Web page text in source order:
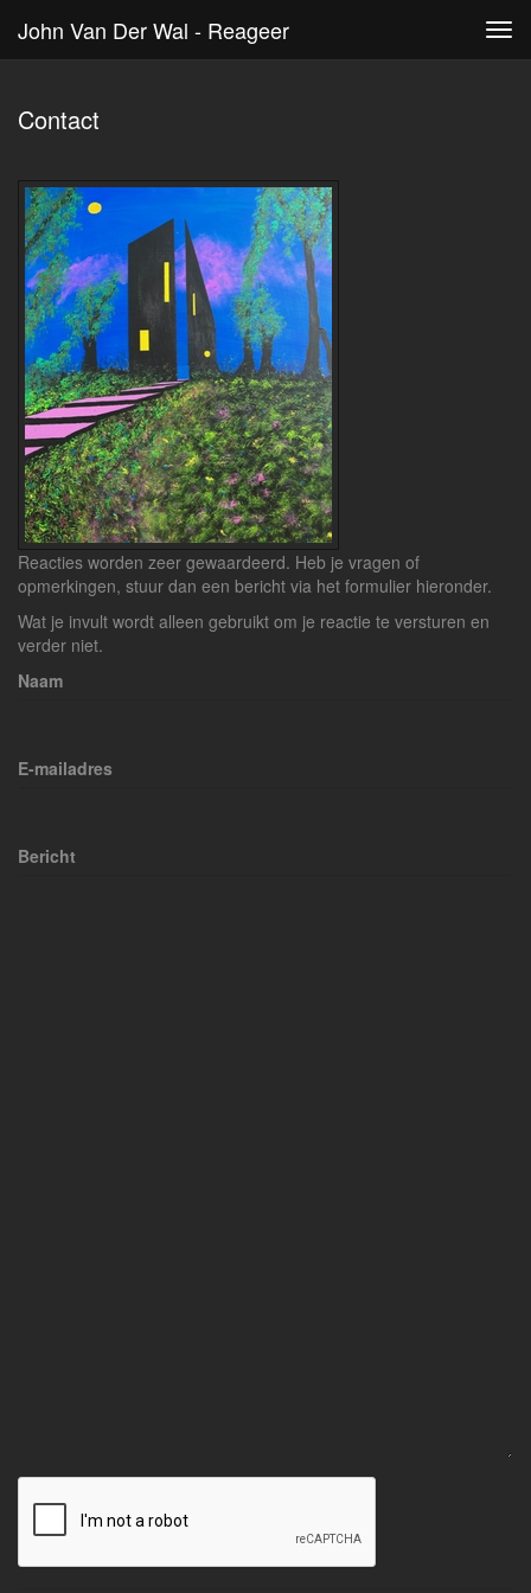
John Van Der Wal - Reageer
Contact
Reacties worden zeer gewaardeerd. Heb je vragen of
opmerkingen, stuur dan een bericht via het formulier hieronder.
Wat je invult wordt alleen gebruikt om je reactie te versturen en
verder niet.
Naam
E-mailadres
Bericht